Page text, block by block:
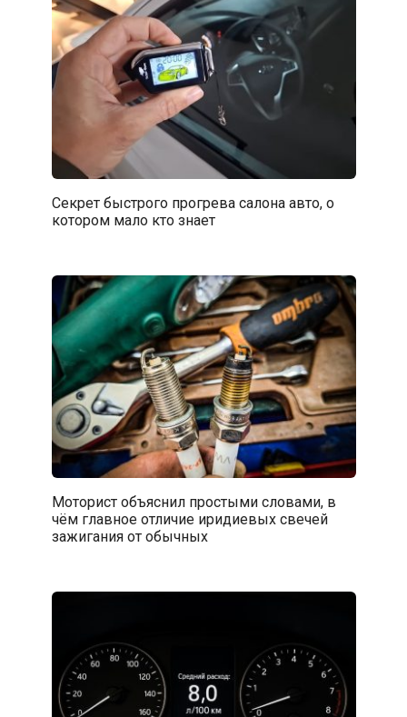
Секрет быстрого прогрева салона авто, о
котором мало кто знает
Моторист объяснил простыми словами, в
чём главное отличие иридиевых свечей
зажигания от обычных